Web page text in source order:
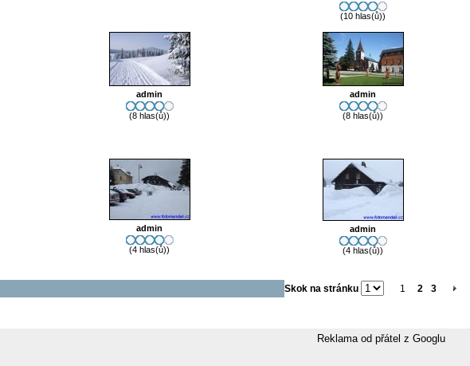
(10 hlas(ů))
admin
(8 hlas(ů))
admin
(8 hlas(ů))
admin
(4 hlas(ů))
admin
(4 hlas(ů))
Skok na stránku 1 2 3
Reklama od přátel z Googlu